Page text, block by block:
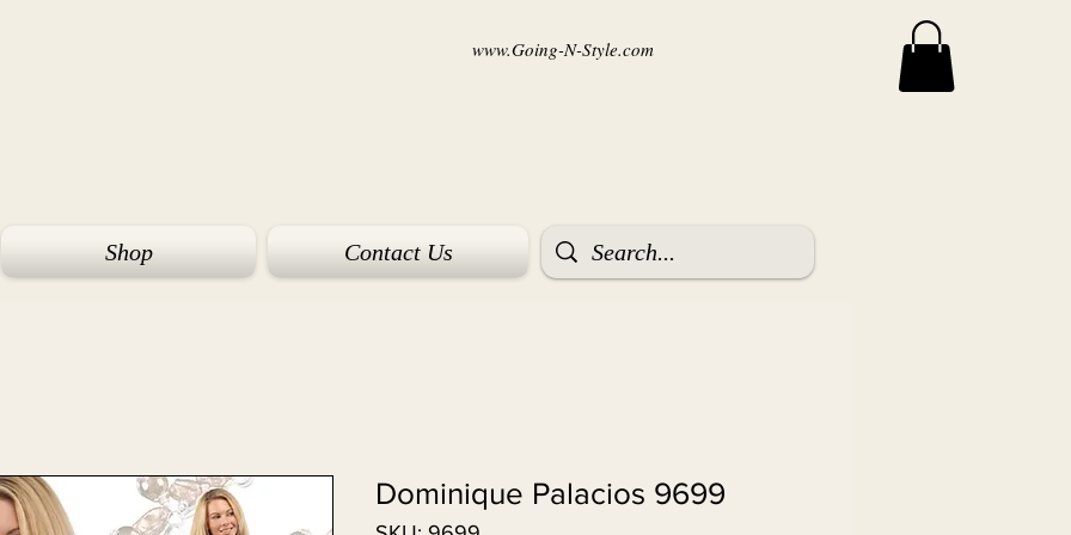
www.Going-N-Style.com
Shop Contact Us
Dominique Palacios 9699